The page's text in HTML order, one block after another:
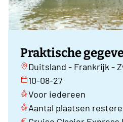
Praktische
Duitsland - Frankrijk -
10-08-27
Voor iedereen
Aantal plaatsen